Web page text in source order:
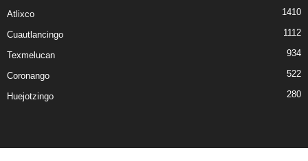
Atlixco 1410
Cuautlancingo 1112
Texmelucan 934
Coronango 522
Huejotzingo 280